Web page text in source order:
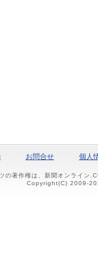
お問合せ 個人
の著作権は、新聞オンライン
Copyright(C) 2009-